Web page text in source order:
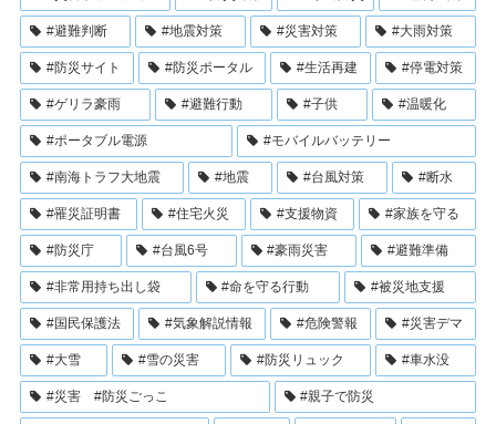
#避難判断 #地震対策 #災害対策 #大雨対策
#防災サイト #防災ポータル #生活再建 #停電対策
#ゲリラ豪雨 #避難行動 #子供 #温暖化
#ポータブル電源 #モバイルバッテリー
#南海トラフ大地震 #地震 #台風対策 #断水
#罹災証明書 #住宅火災 #支援物資 #家族を守る
#防災庁 #台風6号 #豪雨災害 #避難準備
#非常用持ち出し袋 #命を守る行動 #被災地支援
#国民保護法 #気象解説情報 #危険警報 #災害デマ
#大雪 #雪の災害 #防災リュック #車水没
#災害 #防災ごっこ #親子で防災